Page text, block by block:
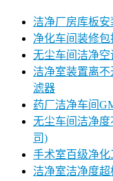
洁净厂房库板
净化车间装修
无尘车间洁净
洁净室装置离
滤器
药厂洁净车间
无尘车间洁净
司)
手术室百级净
洁净室洁净度